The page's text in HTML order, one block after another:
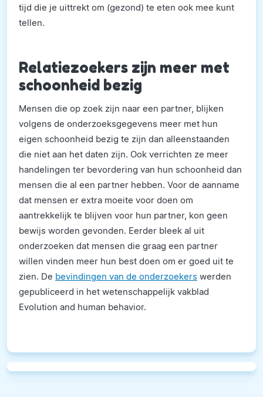
tijd die je uittrekt om (gezond) te eten ook mee kunt
tellen.
Relatiezoekers zijn meer met
schoonheid bezig
Mensen die op zoek zijn naar een partner, blijken
volgens de onderzoeksgegevens meer met hun
eigen schoonheid bezig te zijn dan alleenstaanden
die niet aan het daten zijn. Ook verrichten ze meer
handelingen ter bevordering van hun schoonheid dan
mensen die al een partner hebben. Voor de aanname
dat mensen er extra moeite voor doen om
aantrekkelijk te blijven voor hun partner, kon geen
bewijs worden gevonden. Eerder bleek al uit
onderzoeken dat mensen die graag een partner
willen vinden meer hun best doen om er goed uit te
zien. De bevindingen van de onderzoekers werden
gepubliceerd in het wetenschappelijk vakblad
Evolution and human behavior.